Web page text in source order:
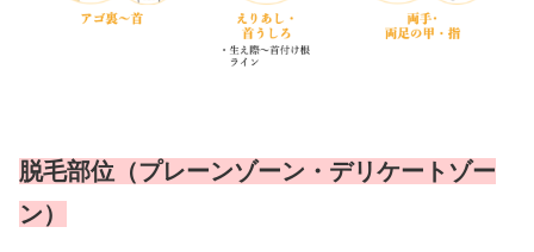
脱毛部位（プレーンゾーン・デリケートゾー
ン）